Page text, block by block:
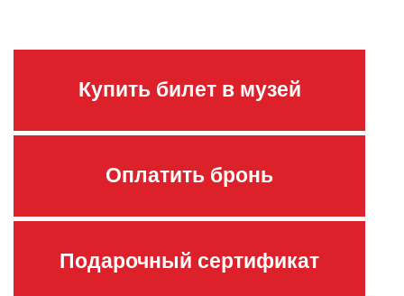
Купить билет в музей
Оплатить бронь
Подарочный сертификат